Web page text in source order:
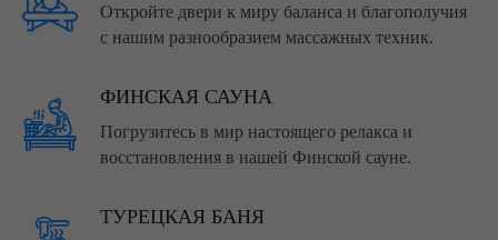
Откройте двери к миру баланса и благополучия
с нашим разнообразием массажных техник.
ФИНСКАЯ САУНА
Погрузитесь в мир настоящего релакса и
восстановления в нашей Финской сауне.
ТУРЕЦКАЯ БАНЯ